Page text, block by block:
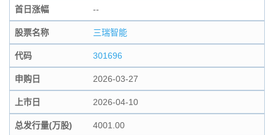
首日涨幅 --
股票名称 三瑞智能
代码 301696
申购日 2026-03-27
上市日 2026-04-10
总发行量(万股) 4001.00